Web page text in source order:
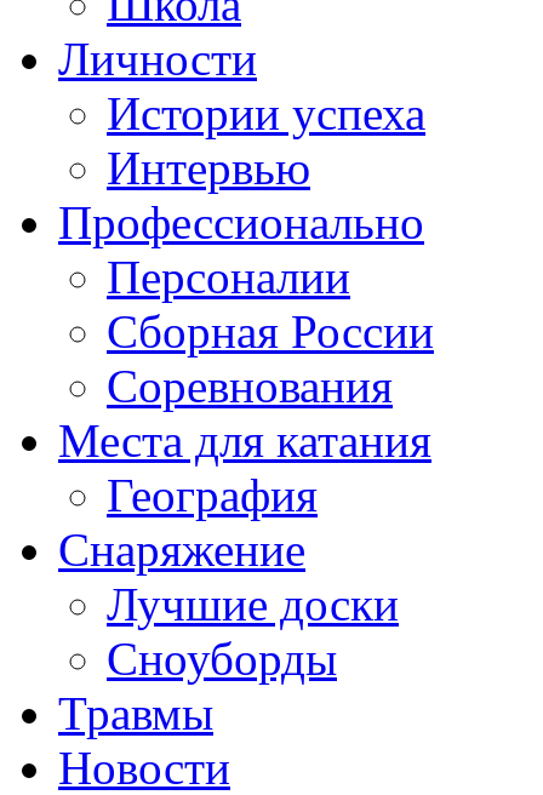
Личности
Истории успеха
Интервью
Профессионально
Персоналии
Сборная России
Соревнования
Места для катания
География
Снаряжение
Лучшие доски
Сноуборды
Травмы
Новости